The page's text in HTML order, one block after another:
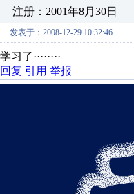
注册：2001年8月30日
发表于：2008-12-29 10:32:46
学习了········
回复 引用 举报